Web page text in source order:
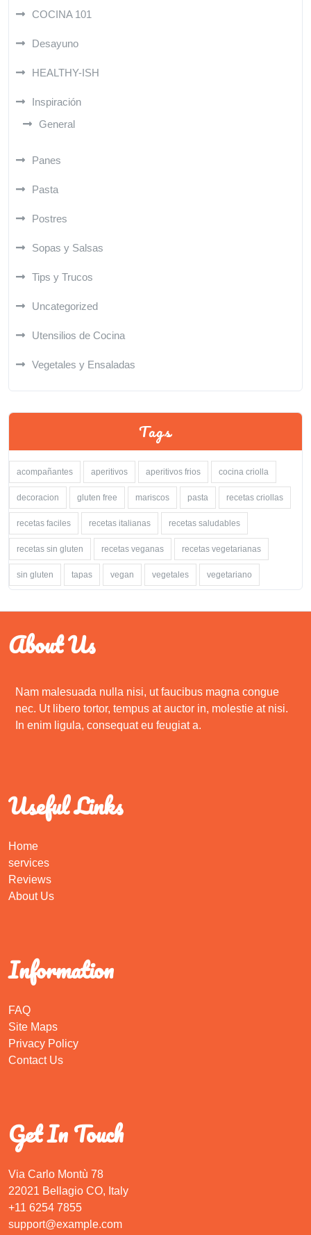
COCINA 101
Desayuno
HEALTHY-ISH
Inspiración
General
Panes
Pasta
Postres
Sopas y Salsas
Tips y Trucos
Uncategorized
Utensilios de Cocina
Vegetales y Ensaladas
Tags
acompañantes aperitivos aperitivos frios cocina criolla
decoracion gluten free mariscos pasta recetas criollas
recetas faciles recetas italianas recetas saludables
recetas sin gluten recetas veganas recetas vegetarianas
sin gluten tapas vegan vegetales vegetariano
About Us
Nam malesuada nulla nisi, ut faucibus magna congue
nec. Ut libero tortor, tempus at auctor in, molestie at nisi.
In enim ligula, consequat eu feugiat a.
Useful Links
Home
services
Reviews
About Us
Information
FAQ
Site Maps
Privacy Policy
Contact Us
Get In Touch
Via Carlo Montù 78
22021 Bellagio CO, Italy
+11 6254 7855
support@example.com